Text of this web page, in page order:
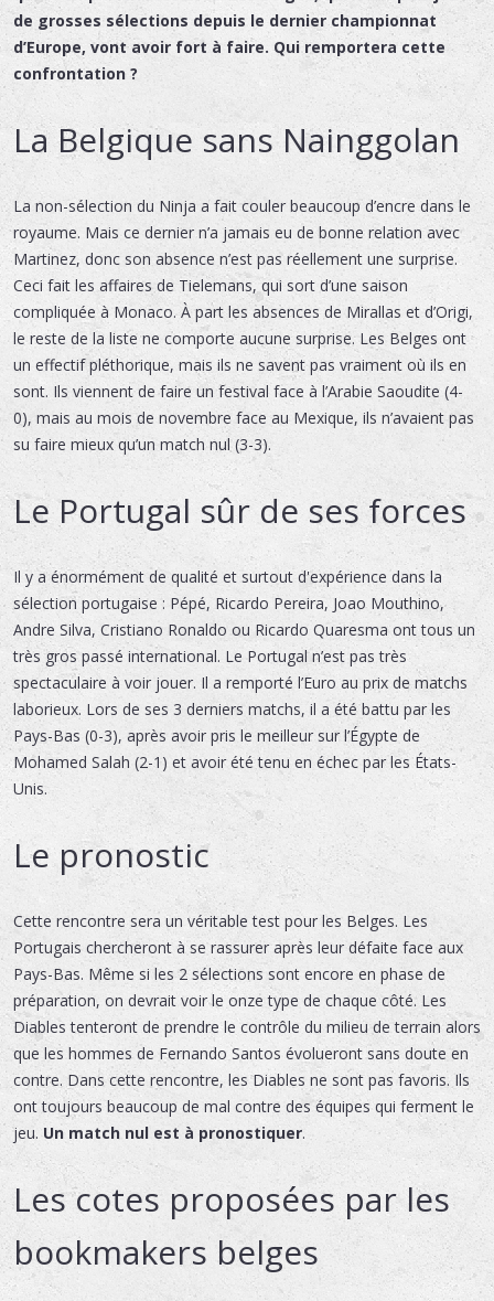
de grosses sélections depuis le dernier championnat
d’Europe, vont avoir fort à faire. Qui remportera cette
confrontation ?
La Belgique sans Nainggolan
La non-sélection du Ninja a fait couler beaucoup d’encre dans le
royaume. Mais ce dernier n’a jamais eu de bonne relation avec
Martinez, donc son absence n’est pas réellement une surprise.
Ceci fait les affaires de Tielemans, qui sort d’une saison
compliquée à Monaco. À part les absences de Mirallas et d’Origi,
le reste de la liste ne comporte aucune surprise. Les Belges ont
un effectif pléthorique, mais ils ne savent pas vraiment où ils en
sont. Ils viennent de faire un festival face à l’Arabie Saoudite (4-
0), mais au mois de novembre face au Mexique, ils n’avaient pas
su faire mieux qu’un match nul (3-3).
Le Portugal sûr de ses forces
Il y a énormément de qualité et surtout d'expérience dans la
sélection portugaise : Pépé, Ricardo Pereira, Joao Mouthino,
Andre Silva, Cristiano Ronaldo ou Ricardo Quaresma ont tous un
très gros passé international. Le Portugal n’est pas très
spectaculaire à voir jouer. Il a remporté l’Euro au prix de matchs
laborieux. Lors de ses 3 derniers matchs, il a été battu par les
Pays-Bas (0-3), après avoir pris le meilleur sur l’Égypte de
Mohamed Salah (2-1) et avoir été tenu en échec par les États-
Unis.
Le pronostic
Cette rencontre sera un véritable test pour les Belges. Les
Portugais chercheront à se rassurer après leur défaite face aux
Pays-Bas. Même si les 2 sélections sont encore en phase de
préparation, on devrait voir le onze type de chaque côté. Les
Diables tenteront de prendre le contrôle du milieu de terrain alors
que les hommes de Fernando Santos évolueront sans doute en
contre. Dans cette rencontre, les Diables ne sont pas favoris. Ils
ont toujours beaucoup de mal contre des équipes qui ferment le
jeu. Un match nul est à pronostiquer.
Les cotes proposées par les
bookmakers belges